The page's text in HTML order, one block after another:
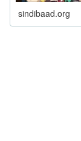
sindibaad.org